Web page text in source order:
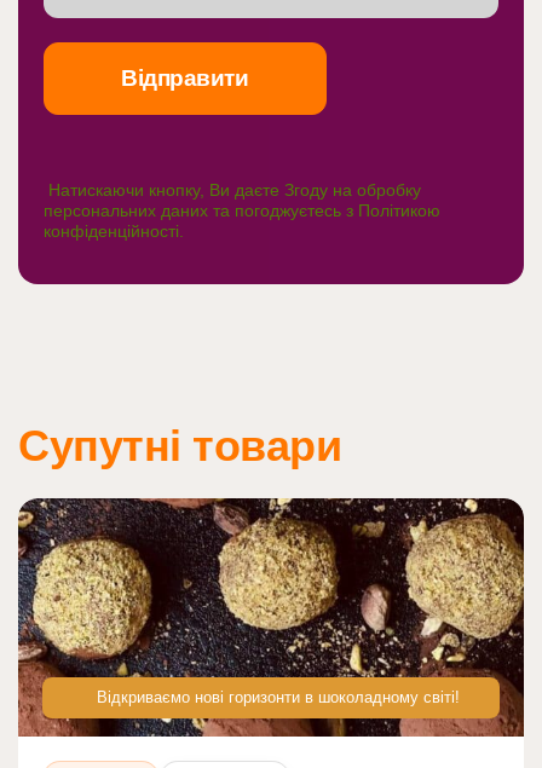
Натискаючи кнопку, Ви даєте Згоду на обробку
персональних даних та погоджуєтесь з Політикою
конфіденційності
Супутні товари
Відкриваємо нові горизонти в шоколадному світі!